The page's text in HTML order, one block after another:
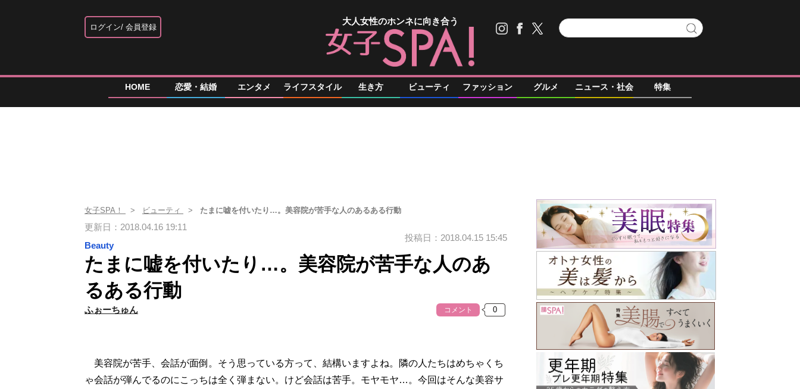
ログイン 会員登録
大人女性のホンネに向き合う
HOME 恋愛・結婚 エンタメ ライフスタイル 生き方 ビューティ ファッション グルメ ニュース・社会 特集
女子SPA！ ビューティ たまに嘘を付いたり…。美容院が苦手な人のあるある行動
更新日：2018.04.16 19:11
Beauty
投稿日：2018.04.15 15:45
たまに嘘を付いたり…。美容院が苦手な人のあ
るある行動
ふぉーちゅん コメント
美容院が苦手、会話が面倒。そう思っている方って、結構いますよね。隣の人たちはめちゃくち
ゃ会話が弾んでるのにこっちは全く弾まない。けど会話は苦手。モヤモヤ…。今回はそんな美容サ